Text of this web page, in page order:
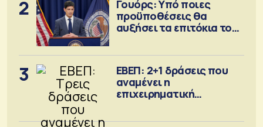
2
Γουόρς: Υπό ποιες
προϋποθέσεις θα
αυξήσει τα επιτόκια τον
3
ΕΒΕΠ: 2+1 δράσεις που
αναμένει η
επιχειρηματική